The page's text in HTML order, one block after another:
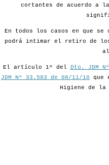
cortantes de acuerdo a
En todos los casos en que
podrá intimar el retiro de los
El artículo 1º del Dto. JDM
JDM Nº 33.583 de 08/11/10 que
Higiene de la